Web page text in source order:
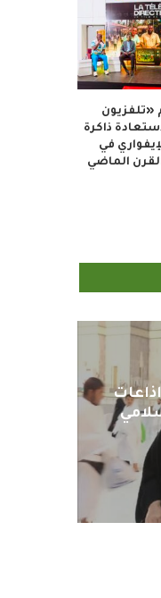
«تلفزيون
ذاكرة
في
الماضي